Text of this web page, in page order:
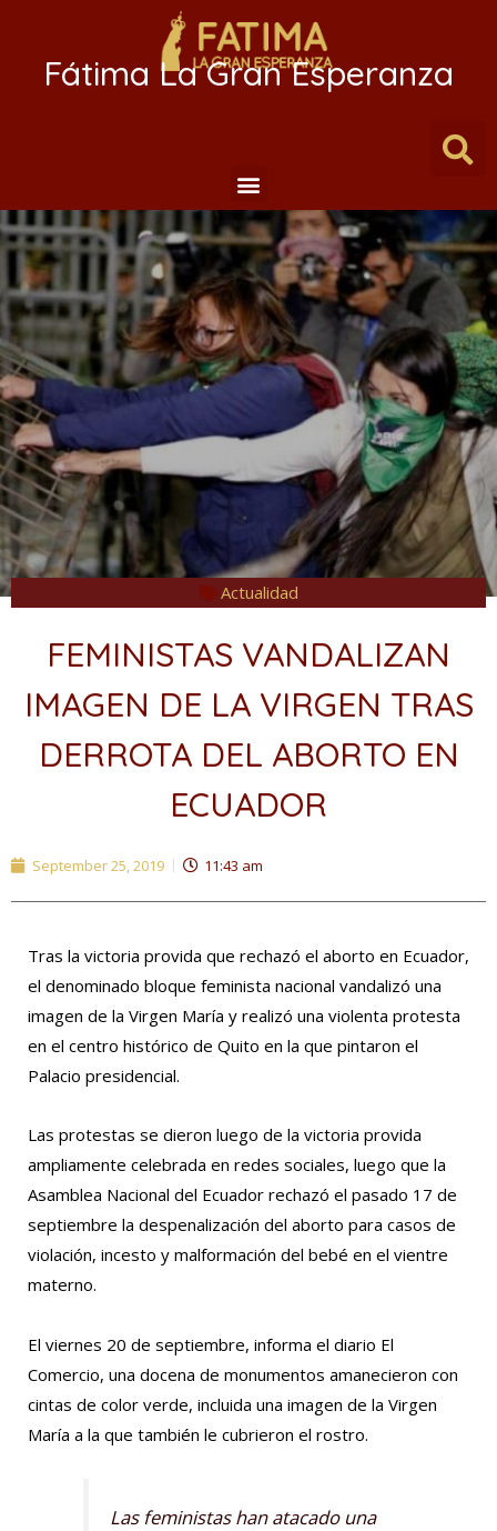
Fátima La Gran Esperanza
Actualidad
FEMINISTAS VANDALIZAN
IMAGEN DE LA VIRGEN TRAS
DERROTA DEL ABORTO EN
ECUADOR
September 25, 2019 11:43 am
Tras la victoria provida que rechazó el aborto en Ecuador,
el denominado bloque feminista nacional vandalizó una
imagen de la Virgen María y realizó una violenta protesta
en el centro histórico de Quito en la que pintaron el
Palacio presidencial.
Las protestas se dieron luego de la victoria provida
ampliamente celebrada en redes sociales, luego que la
Asamblea Nacional del Ecuador rechazó el pasado 17 de
septiembre la despenalización del aborto para casos de
violación, incesto y malformación del bebé en el vientre
materno.
El viernes 20 de septiembre, informa el diario El
Comercio, una docena de monumentos amanecieron con
cintas de color verde, incluida una imagen de la Virgen
María a la que también le cubrieron el rostro.
Las feministas han atacado una